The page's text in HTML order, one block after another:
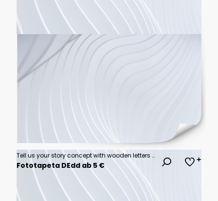
Tell us your story concept with wooden letters cubes
Fototapeta DEdd ab 5 €